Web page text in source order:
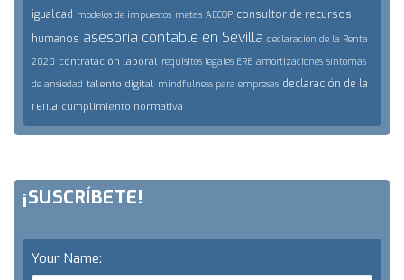
igualdad modelos de impuestos metas AECOP consultor de recursos
humanos asesoría contable en Sevilla declaración de la Renta
2020 contratación laboral requisitos legales ERE amortizaciones síntomas
de ansiedad talento digital mindfulness para empresas declaración de la
renta cumplimiento normativa
¡SUSCRÍBETE!
Your Name: